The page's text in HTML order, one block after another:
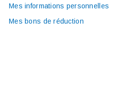
Mes informations personnelles
Mes bons de réduction